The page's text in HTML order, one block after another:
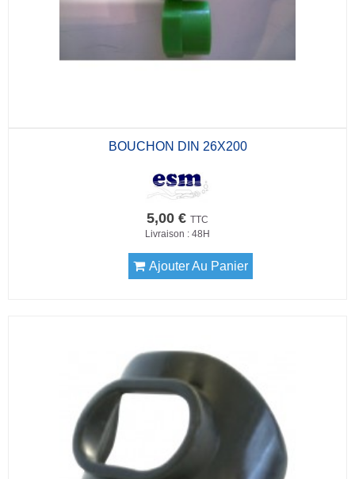
BOUCHON DIN 26X200
5,00 € TTC
Livraison : 48H
Ajouter Au Panier